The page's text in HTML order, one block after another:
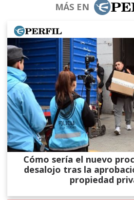
MÁS EN
Cómo sería el nuevo
desalojo tras la
propiedad